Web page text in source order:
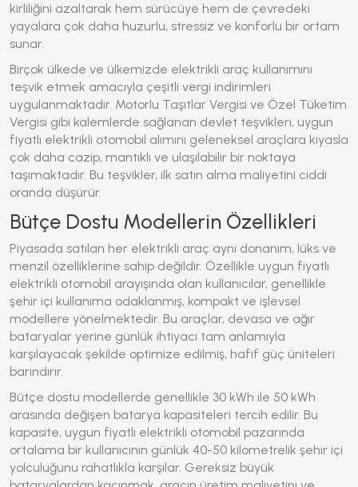
kirliliğini azaltarak hem sürücüye hem de çevredeki
yayalara çok daha huzurlu, stressiz ve konforlu bir ortam
sunar.
Birçok ülkede ve ülkemizde elektrikli araç kullanımını
teşvik etmek amacıyla çeşitli vergi indirimleri
uygulanmaktadır. Motorlu Taşıtlar Vergisi ve Özel Tüketim
Vergisi gibi kalemlerde sağlanan devlet teşvikleri, uygun
fiyatlı elektrikli otomobil alımını geleneksel araçlara kıyasla
çok daha cazip, mantıklı ve ulaşılabilir bir noktaya
taşımaktadır. Bu teşvikler, ilk satın alma maliyetini ciddi
oranda düşürür.
Bütçe Dostu Modellerin Özellikleri
Piyasada satılan her elektrikli araç aynı donanım, lüks ve
menzil özelliklerine sahip değildir. Özellikle uygun fiyatlı
elektrikli otomobil arayışında olan kullanıcılar, genellikle
şehir içi kullanıma odaklanmış, kompakt ve işlevsel
modellere yönelmektedir. Bu araçlar, devasa ve ağır
bataryalar yerine günlük ihtiyacı tam anlamıyla
karşılayacak şekilde optimize edilmiş, hafif güç üniteleri
barındırır.
Bütçe dostu modellerde genellikle 30 kWh ile 50 kWh
arasında değişen batarya kapasiteleri tercih edilir. Bu
kapasite, uygun fiyatlı elektrikli otomobil pazarında
ortalama bir kullanıcının günlük 40-50 kilometrelik şehir içi
yolculuğunu rahatlıkla karşılar. Gereksiz büyük